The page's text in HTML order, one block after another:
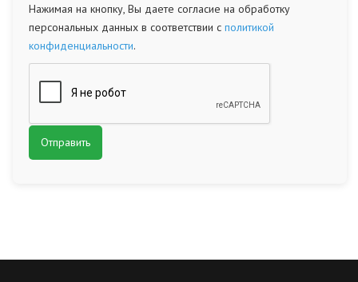
Нажимая на кнопку, Вы даете согласие на обработку
персональных данных в соответствии с политикой
конфиденциальности.